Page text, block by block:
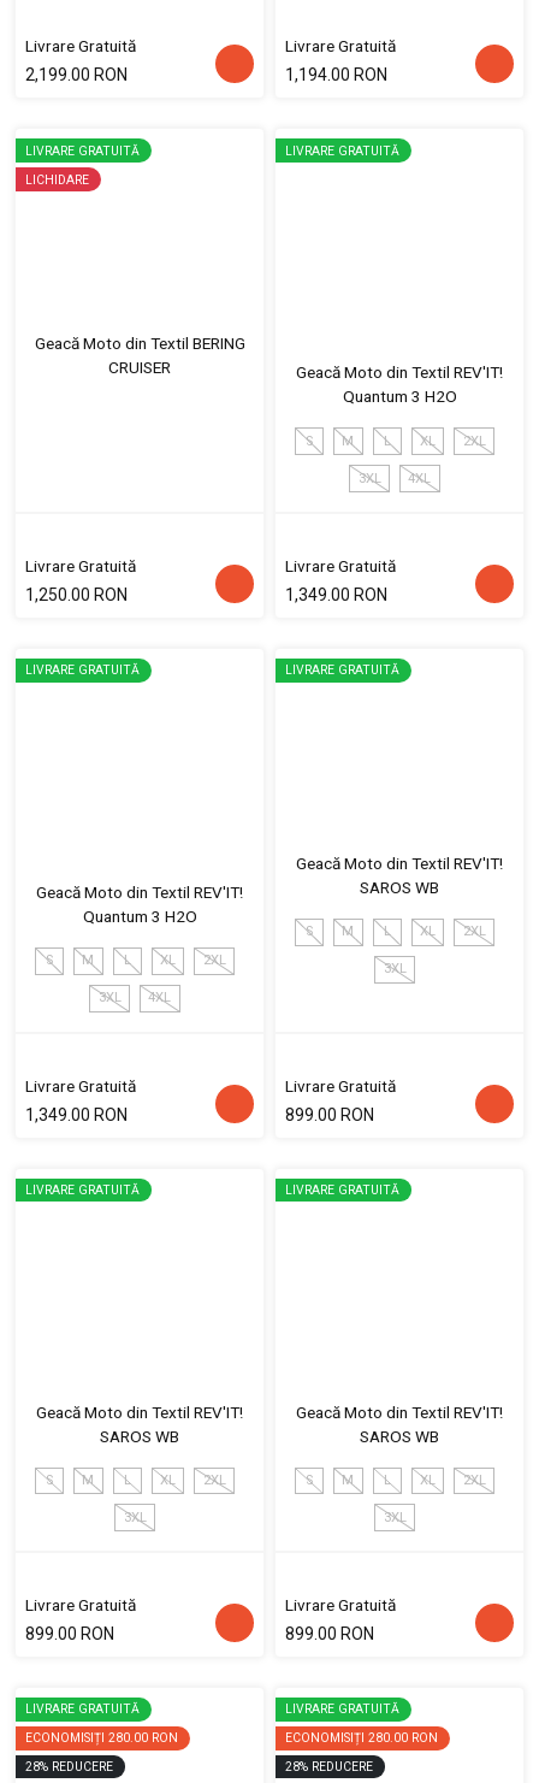
Livrare Gratuită
2,199.00 RON
Livrare Gratuită
1,194.00 RON
LIVRARE GRATUITĂ
LICHIDARE
Geacă Moto din Textil BERING
CRUISER
Livrare Gratuită
1,250.00 RON
LIVRARE GRATUITĂ
Geacă Moto din Textil REV'IT!
Quantum 3 H2O
S M L XL 2XL
3XL 4XL
Livrare Gratuită
1,349.00 RON
LIVRARE GRATUITĂ
Geacă Moto din Textil REV'IT!
Quantum 3 H2O
S M L XL 2XL
3XL 4XL
Livrare Gratuită
1,349.00 RON
LIVRARE GRATUITĂ
Geacă Moto din Textil REV'IT!
SAROS WB
S M L XL 2XL
3XL
Livrare Gratuită
899.00 RON
LIVRARE GRATUITĂ
Geacă Moto din Textil REV'IT!
SAROS WB
S M L XL 2XL
3XL
Livrare Gratuită
899.00 RON
LIVRARE GRATUITĂ
Geacă Moto din Textil REV'IT!
SAROS WB
S M L XL 2XL
3XL
Livrare Gratuită
899.00 RON
LIVRARE GRATUITĂ
ECONOMISIȚI 280.00 RON
28% REDUCERE
LIVRARE GRATUITĂ
ECONOMISIȚI 280.00 RON
28% REDUCERE